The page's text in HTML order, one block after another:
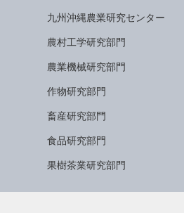
九州沖縄農業研究センター
農村工学研究部門
農業機械研究部門
作物研究部門
畜産研究部門
食品研究部門
果樹茶業研究部門